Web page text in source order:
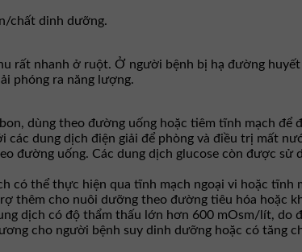
chất dinh dưỡng.
rất nhanh ở ruột. Ở người bệnh bị hạ đường
phóng ra năng lượng.
dùng theo đường uống hoặc tiêm tĩnh mạch
các dung dịch điện giải để phòng và điều trị mất
đường uống. Các dung dịch glucose còn được sử
có thể thực hiện qua tĩnh mạch ngoại vi hoặc
thêm cho nuôi dưỡng theo đường tiêu hóa hoặc
dịch có độ thẩm thấu lớn hơn 600 mOsm/lít, do
cho người bệnh suy dinh dưỡng hoặc có tăng